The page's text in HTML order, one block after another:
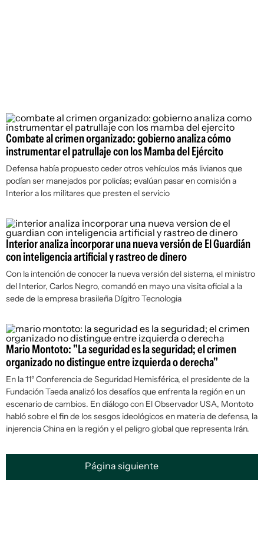
Combate al crimen organizado: gobierno analiza cómo
instrumentar el patrullaje con los Mamba del Ejército
Defensa había propuesto ceder otros vehículos más livianos que
podían ser manejados por policías; evalúan pasar en comisión a
Interior a los militares que presten el servicio
Interior analiza incorporar una nueva versión de El Guardián
con inteligencia artificial y rastreo de dinero
Con la intención de conocer la nueva versión del sistema, el ministro
del Interior, Carlos Negro, comandó en mayo una visita oficial a la
sede de la empresa brasileña Dígitro Tecnologia
Mario Montoto: "La seguridad es la seguridad; el crimen
organizado no distingue entre izquierda o derecha"
En la 11° Conferencia de Seguridad Hemisférica, el presidente de la
Fundación Taeda analizó los desafíos que enfrenta la región en un
escenario de cambios. En diálogo con El Observador USA, Montoto
habló sobre el fin de los sesgos ideológicos en materia de defensa, la
injerencia China en la región y el peligro global que representa Irán.
Página siguiente